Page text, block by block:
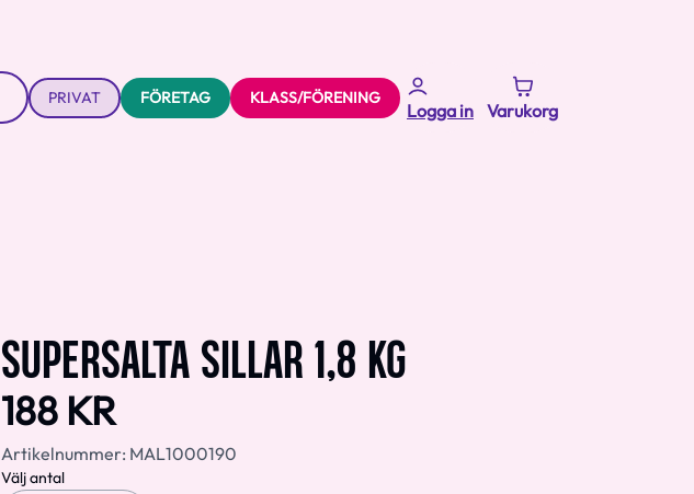
PRIVAT FÖRETAG KLASS/FÖRENING
Logga in Varukorg
SUPERSALTA SILLAR 1,8 KG
188 KR
Artikelnummer: MAL1000190
Välj antal